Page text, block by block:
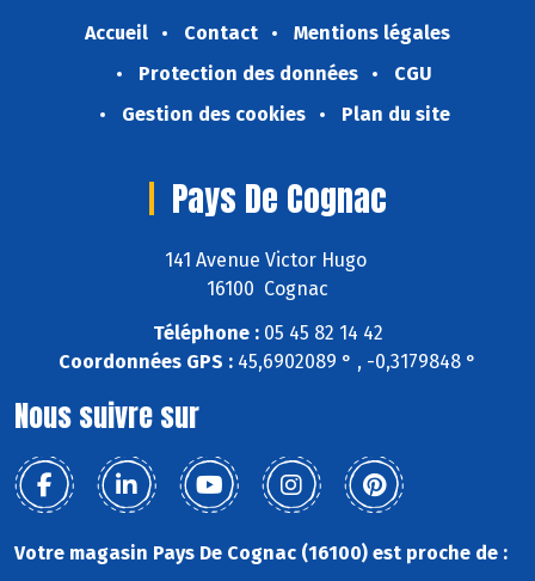
Accueil Contact
Mentions légales
Protection des données
CGU
Gestion des cookies
Plan du site
Pays De Cognac
141 Avenue Victor Hugo
16100 Cognac
Téléphone :05 45 82 14 42
Coordonnées GPS : 45,6902089 ° , -0,3179848 °
Nous suivre sur
Votre magasin Pays De Cognac (16100) est proche de :